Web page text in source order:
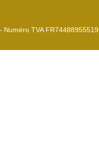
Numéro TVA FR74488955519